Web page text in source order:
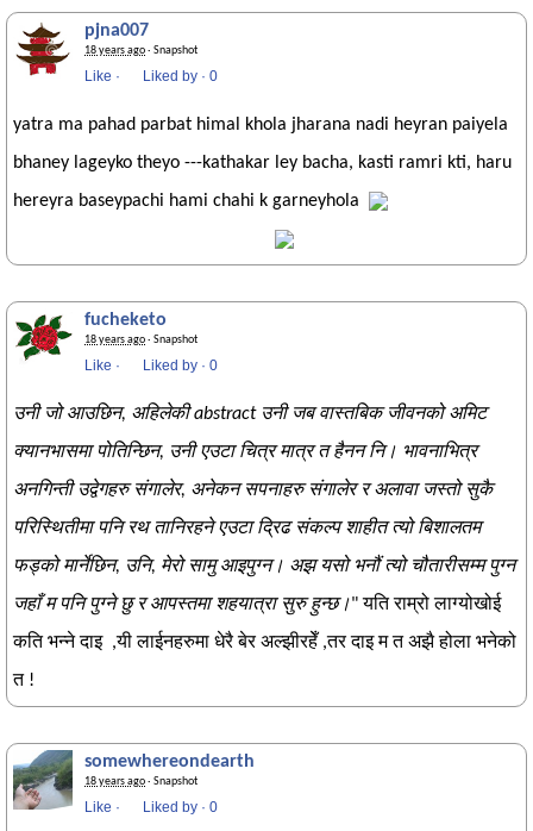
pjna007
18 years ago· Snapshot
Like · Liked by · 0
yatra ma pahad parbat himal khola jharana nadi heyran paiyela
bhaney lageyko theyo ---kathakar ley bacha, kasti ramri kti, haru
hereyra baseypachi hami chahi k garneyhola
fucheketo
18 years ago· Snapshot
Like · Liked by · Be the first to like this!
उनी जो आउछिन, अहिलेकी abstract उनी जब वास्तबिक जीवनको अमिट
क्यानभासमा पोतिन्छिन, उनी एउटा चित्र मात्र त हैनन नि। भावनाभित्र
अनगिन्ती उद्वेगहरु संगालेर, अनेकन सपनाहरु संगालेर र अलावा जस्तो सुकै
परिस्थितीमा पनि रथ तानिरहने एउटा द्रिढ संकल्प शाहीत त्यो बिशालतम
फड्को मार्नेछिन, उनि, मेरो सामु आइपुग्न। अझ यसो भनौं त्यो चौतारीसम्म पुग्न
जहाँ म पनि पुग्ने छु र आपस्तमा शहयात्रा सुरु हुन्छ।" यति राम्रो लाग्योखोई
कति भन्ने दाइ ,यी लाईनहरुमा धेरै बेर अल्झीरहेँ ,तर दाइ म त अझै होला भनेको
त !
somewhereondearth
18 years ago· Snapshot
Like · Liked by · Be the first to like this!